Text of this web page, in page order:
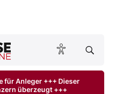
ONLINE lesen
für Anleger +++ Dieser
überzeugt +++